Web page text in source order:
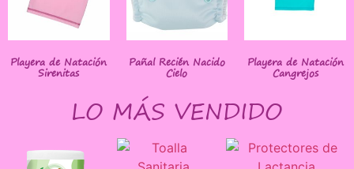
Playera de Natación
Sirenitas
Pañal Recién Nacido
Cielo
Playera de Natación
Cangrejos
LO MÁS VENDIDO